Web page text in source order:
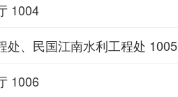
1004
处、民国江南水利工程处 1005
1006